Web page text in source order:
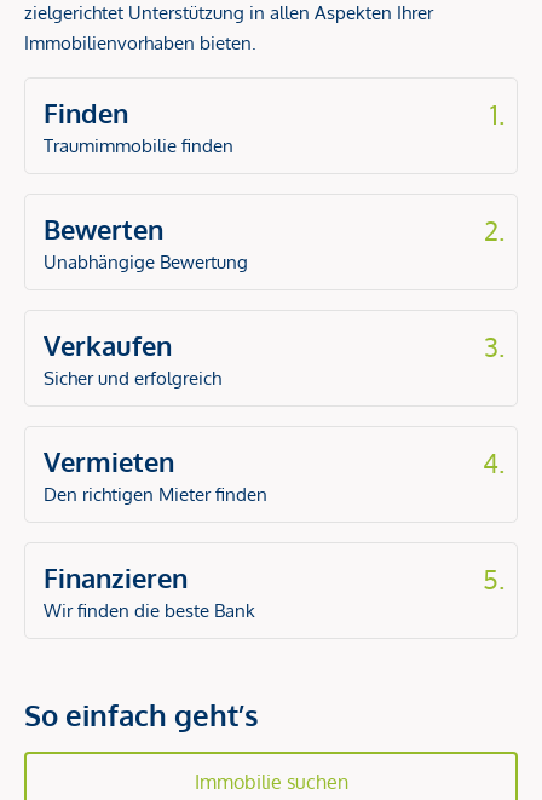
zielgerichtet Unterstützung in allen Aspekten Ihrer
Immobilienvorhaben bieten.
Finden
Traumimmobilie finden
1.
Bewerten
Unabhängige Bewertung
2.
Verkaufen
Sicher und erfolgreich
3.
Vermieten
Den richtigen Mieter finden
4.
Finanzieren
Wir finden die beste Bank
5.
So einfach geht’s
Immobilie suchen